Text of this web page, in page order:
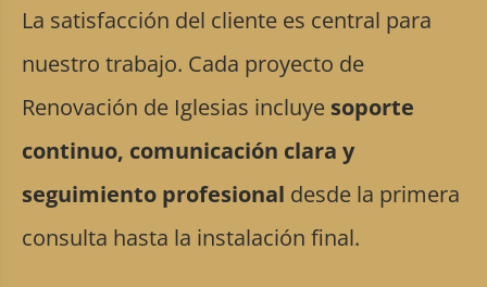
La satisfacción del cliente es central para
nuestro trabajo. Cada proyecto de
Renovación de Iglesias incluye soporte
continuo, comunicación clara y
seguimiento profesional desde la primera
consulta hasta la instalación final.